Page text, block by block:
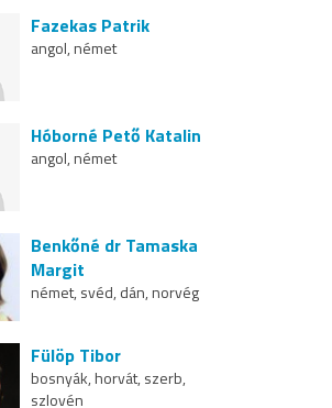
Fazekas Patrik
angol, német
Hóborné Pető Katalin
angol, német
Benkőné dr Tamaska
Margit
német, svéd, dán, norvég
Fülöp Tibor
bosnyák, horvát, szerb,
szlovén